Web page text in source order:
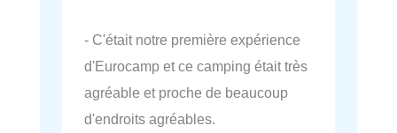
- C'était notre première expérience
d'Eurocamp et ce camping était très
agréable et proche de beaucoup
d'endroits agréables.